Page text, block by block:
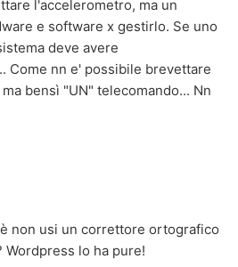
l'accelerometro, ma un
e software x gestirlo. Se uno
deve avere
Come nn e' possibile brevettare
bensì "UN" telecomando... Nn
non usi un correttore ortografico
Wordpress lo ha pure!